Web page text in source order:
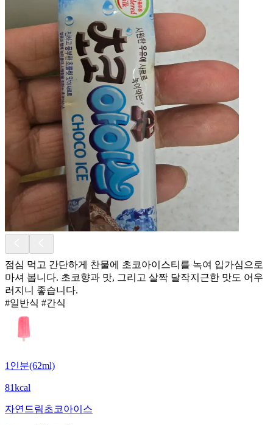
점심 먹고 간단하게 찬물에 초코아이스티를 녹여 입가심으로
마셔 봅니다. 초코향과 맛, 그리고 살짝 달작지근한 맛도 어우
러지니 좋습니다.
#일반식 #간식
1인분(62ml)
81kcal
자연드림초코아이스